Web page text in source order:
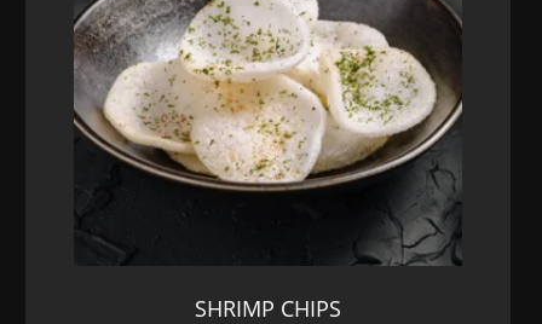
SHRIMP CHIPS